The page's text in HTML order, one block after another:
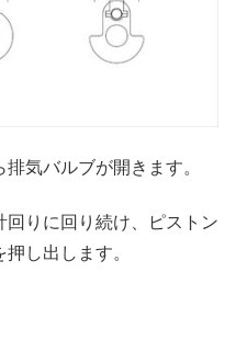
気バルブが開きます。
回りに回り続け、ピストン
し出します。